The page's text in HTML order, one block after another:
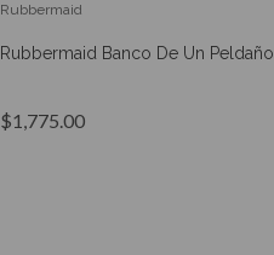
Rubbermaid
Rubbermaid Banco De Un Peldaño
$1,775.00